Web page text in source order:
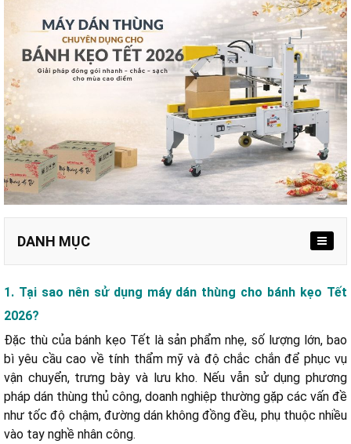
DANH MỤC
b. Máy dán thùng tự động FX-AT5050
c. Máy dán thùng tự động Yamafuji AS823A
a. Chất lượng máy đạt tiêu chuẩn cao
1. Tại sao nên sử dụng máy dán thùng cho bánh kẹo Tết
2026?
Đặc thù của bánh kẹo Tết là sản phẩm nhẹ, số lượng lớn, bao
bì yêu cầu cao về tính thẩm mỹ và độ chắc chắn để phục vụ
vận chuyển, trưng bày và lưu kho. Nếu vẫn sử dụng phương
pháp dán thùng thủ công, doanh nghiệp thường gặp các vấn đề
như tốc độ chậm, đường dán không đồng đều, phụ thuộc nhiều
vào tay nghề nhân công.